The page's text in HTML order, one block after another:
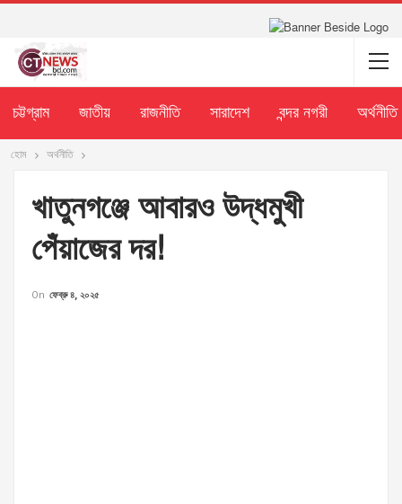
চট্টগ্রাম জাতীয় রাজনীতি সারাদেশ বন্দর নগরী অর্থনীতি
হোম অর্থনীতি
খাতুনগঞ্জে আবারও উদ্ধমুখী
পেঁয়াজের দর!
On ফেব্রু ৪, ২০২৫